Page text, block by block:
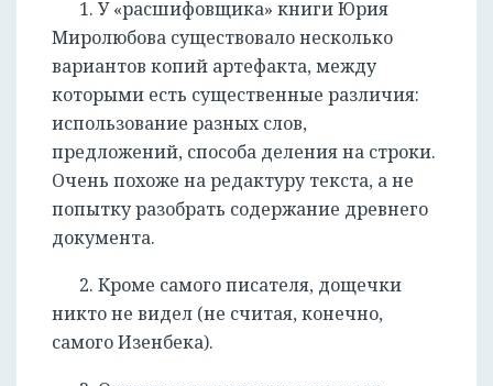
1. У «расшифовщика» книги Юрия
Миролюбова существовало несколько
вариантов копий артефакта, между
которыми есть существенные различия:
использование разных слов,
предложений, способа деления на строки.
Очень похоже на редактуру текста, а не
попытку разобрать содержание древнего
документа.
2. Кроме самого писателя, дощечки
никто не видел (не считая, конечно,
самого Изенбека).